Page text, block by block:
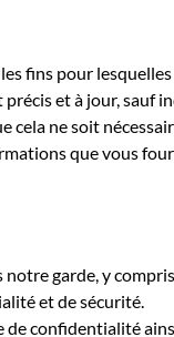
fins pour
et à jour, sauf
ne soit
que vous
garde, y
et de sécurité.
confidentialité